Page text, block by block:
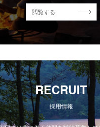
閲覧する
RECRUIT
採用情報